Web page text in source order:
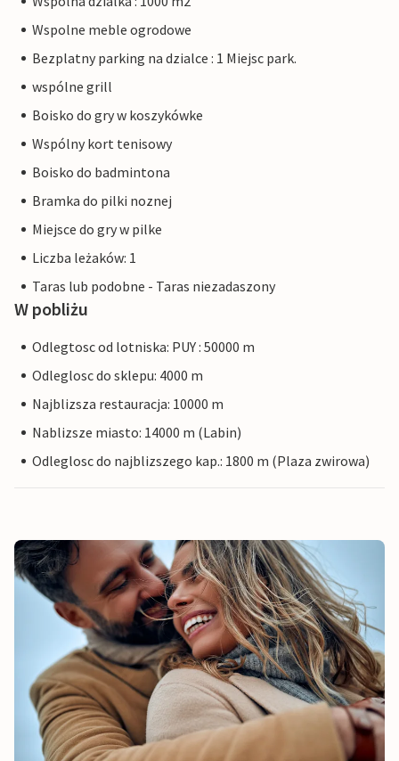
Wspolne meble ogrodowe
Bezplatny parking na dzialce : 1 Miejsc park.
wspólne grill
Boisko do gry w koszykówke
Wspólny kort tenisowy
Boisko do badmintona
Bramka do pilki noznej
Miejsce do gry w pilke
Liczba leżaków: 1
Taras lub podobne - Taras niezadaszony
W pobliżu
Odlegtosc od lotniska: PUY : 50000 m
Odleglosc do sklepu: 4000 m
Najblizsza restauracja: 10000 m
Nablizsze miasto: 14000 m (Labin)
Odleglosc do najblizszego kap.: 1800 m (Plaza zwirowa)